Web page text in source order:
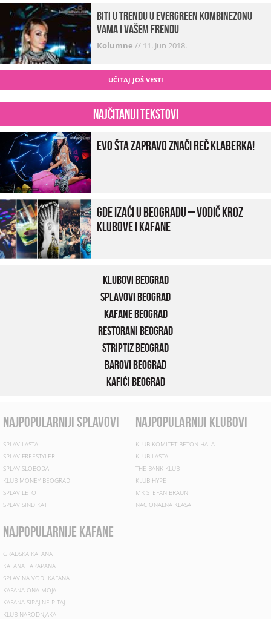
Biti u trendu u Evergreen kombinezonu
vama i vašem frendu
Kolumne // 11. Jun 2018.
UČITAJ JOŠ VESTI
Najčitaniji tekstovi
Evo šta zapravo znači reč klaberka!
Gde izaći u Beogradu – vodič kroz
klubove i kafane
Klubovi Beograd
Splavovi Beograd
Kafane Beograd
Restorani Beograd
Striptiz Beograd
Barovi Beograd
Kafići Beograd
najpopularniji splavovi
SPLAV LASTA
SPLAV FREESTYLER
SPLAV SLOBODA
KLUB MONEY BEOGRAD
SPLAV LETO
SPLAV SINDIKAT
najpopularniji klubovi
KLUB KOMITET BETON HALA
KLUB LASTA
THE BANK KLUB
KLUB HYPE
MR STEFAN BRAUN
NACIONALNA KLASA
najpopularnije kafane
GRADSKA KAFANA
KAFANA TARAPANA
SPLAV NA VODI KAFANA
KAFANA ONA MOJA
KAFANA SIPAJ NE PITAJ
KLUB NARODNJAKA